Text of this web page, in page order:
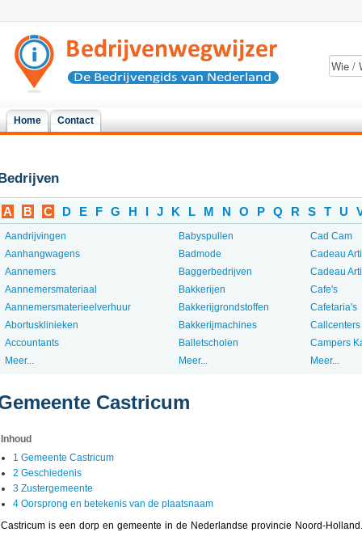
Home Contact
A B C D E F G H I J K L M N O P Q R S T U
Aandrijvingen
Aanhangwagens
Aannemers
Aannemersmateriaal
Aannemersmaterieelverhuur
Abortusklinieken
Accountants
Meer...
Babyspullen
Badmode
Baggerbedrijven
Bakkerijen
Bakkerijgrondstoffen
Bakkerijmachines
Balletscholen
Meer...
Cad Cam
Cadeau
Cadeau
Cafe's
Cafetaria's
Callcenters
Campers
Meer...
Castricum
Inhoud
1 Gemeente Castricum
2 Geschiedenis
3 Zustergemeente
4 Oorsprong en betekenis van de plaatsnaam
Castricum is een dorp en gemeente in de Nederlandse provincie Noord-Holland.